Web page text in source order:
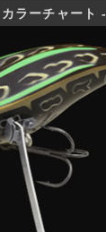
ラーチャート -